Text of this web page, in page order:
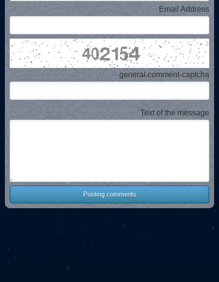
Email Address
general.comment-captcha
Text of the message
Posting comments